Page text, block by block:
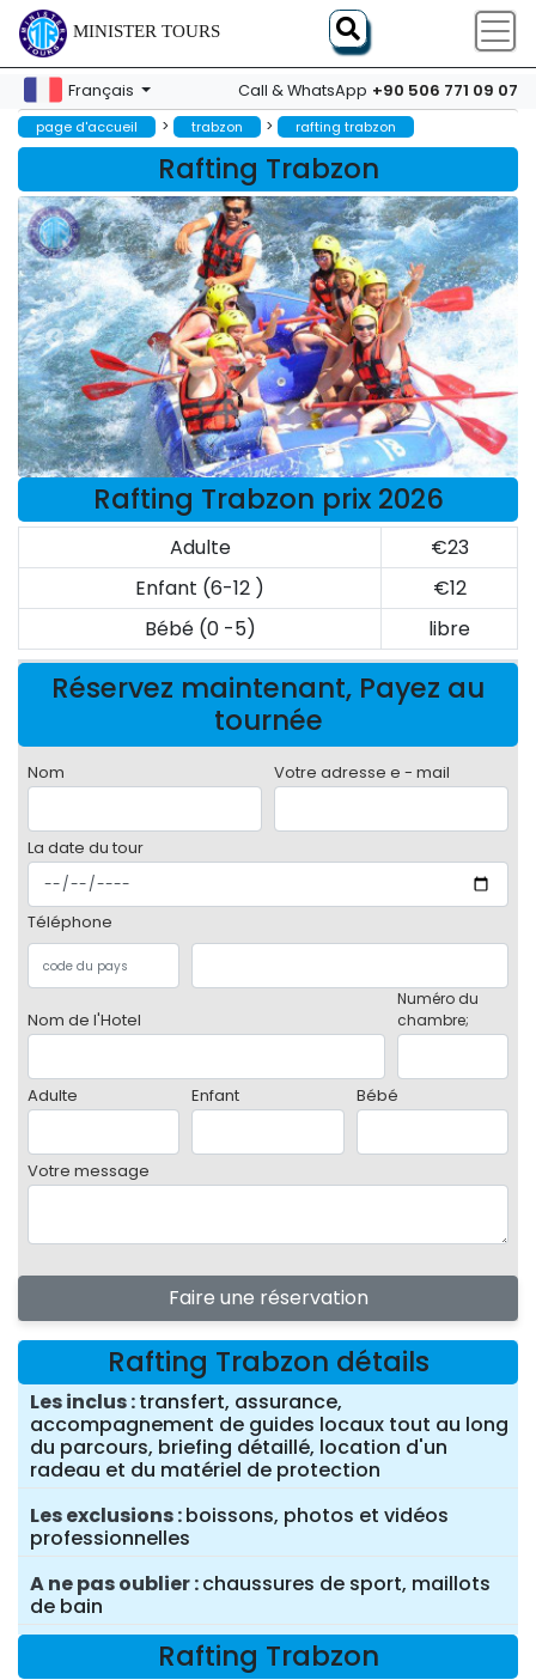
MINISTER TOURS
Français Call & WhatsApp +90 506 771 09 07
page d'accueil > trabzon > rafting trabzon
Rafting Trabzon
Rafting Trabzon prix 2026
Adulte
€23
Enfant (6-12 )
€12
Bébé (0 -5)
libre
Réservez maintenant, Payez au
tournée
Nom Votre adresse e - mail
La date du tour
Téléphone
Nom de l'Hotel
Numéro du
chambre;
Adulte Enfant Bébé
Votre message
Faire une réservation
Rafting Trabzon détails
Les inclus transfert, assurance,
accompagnement de guides locaux tout au long
du parcours, briefing détaillé, location d'un
radeau et du matériel de protection
Les exclusions boissons, photos et vidéos
professionnelles
A ne pas oublier chaussures de sport, maillots
de bain
Rafting Trabzon